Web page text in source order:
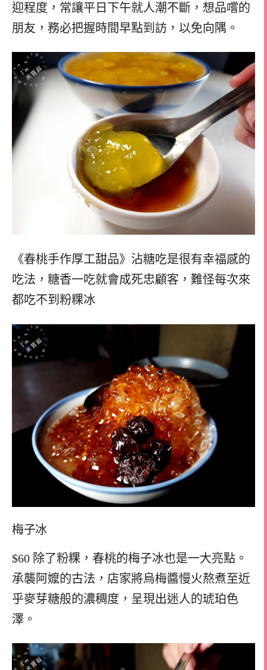
迎程度，常讓平日下午就人潮不斷，想品嚐的
朋友，務必把握時間早點到訪，以免向隅。
《春桃手作厚工甜品》沾糖吃是很有幸福感的
吃法， 糖香一吃就會成死忠顧客， 難怪每次來
都吃不到粉粿冰
梅子冰
$60 除了粉粿，春桃的梅子冰也是一大亮點。
承襲阿嬤的古法，店家將烏梅醬慢火熬煮至近
乎麥芽糖般的濃稠度，呈現出迷人的琥珀色
澤。